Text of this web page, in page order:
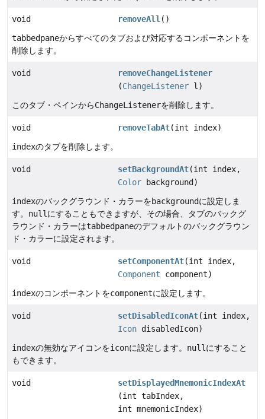
void removeAll ()
tabbedpaneからすべてのタブおよび対応するコンポーネントを
削除します。
void
removeChangeListener
(ChangeListener l)
このタブ・ペインからChangeListenerを削除します。
void removeTabAt(int index)
indexのタブを削除します。
void setBackgroundAt(int index,
Color background)
indexのバックグラウンド・カラーをbackgroundに設定しま
す。 null にすることもできますが、その場合、タブのバックグ
ラウンド・カラーはtabbedpaneのデフォルトのバックグラウン
ド・カラーに設定されます。
void setComponentAt(int index,
Component component)
indexのコンポーネントをcomponentに設定します。
void setDisabledIconAt(int index,
Icon disabledIcon)
indexの無効なアイコンをiconに設定します。 null にすること
もできます。
void
setDisplayedMnemonicIndexAt
(int tabIndex,
int mnemonicIndex)